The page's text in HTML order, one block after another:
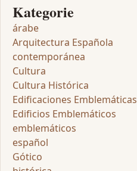
Kategorie
árabe
Arquitectura Española
contemporánea
Cultura
Cultura Histórica
Edificaciones Emblemáticas
Edificios Emblemáticos
emblemáticos
español
Gótico